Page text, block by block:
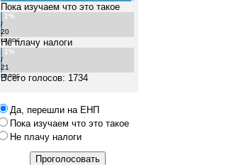
Пока изучаем что это такое
1%
/
20
голос
Не плачу налоги
1%
/
21
голос
Всего голосов: 1734
Да, перешли на ЕНП
Пока изучаем что это такое
Не плачу налоги